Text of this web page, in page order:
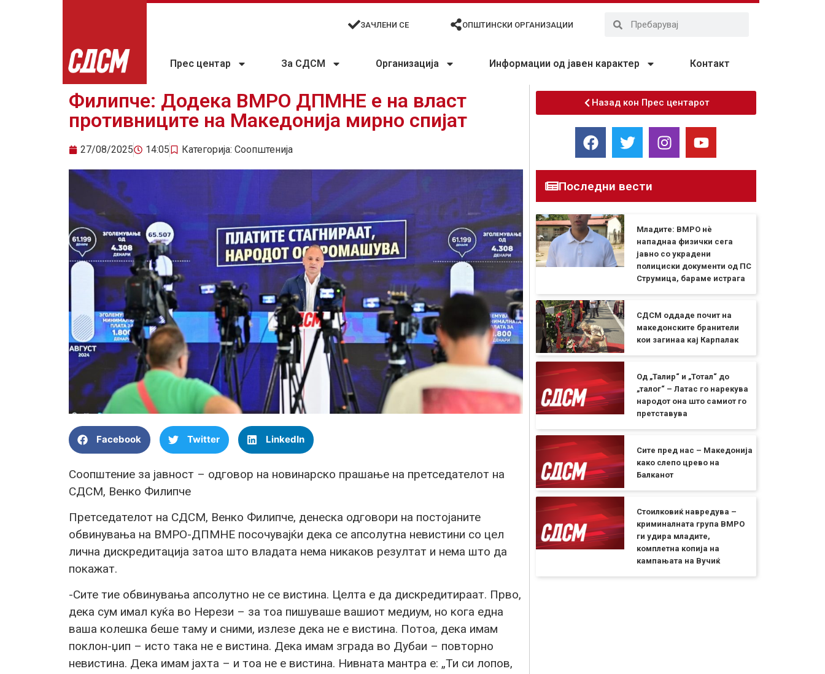
ЗАЧЛЕНИ СЕ ОПШТИНСКИ ОРГАНИЗАЦИИ
Прес центар За СДСМ Организација Информации од јавен карактер Контакт
Филипче: Додека ВМРО ДПМНЕ е на власт
противниците на Македонија мирно спијат
27/08/2025 14:05 Категорија: Соопштенија
Facebook Twitter LinkedIn
Соопштение за јавност – одговор на новинарско прашање на претседателот на
СДСМ, Венко Филипче
Претседателот на СДСМ, Венко Филипче, денеска одговори на постојаните
обвинувања на ВМРО-ДПМНЕ посочувајќи дека се апсолутна невистини со цел
лична дискредитација затоа што владата нема никаков резултат и нема што да
покажат.
-Сите тие обвинувања апсолутно не се вистина. Целта е да дискредитираат. Прво,
дека сум имал куќа во Нерези – за тоа пишуваше вашиот медиум, но кога една
ваша колешка беше таму и сними, излезе дека не е вистина. Потоа, дека имам
поклон-џип – исто така не е вистина. Дека имам зграда во Дубаи – повторно
невистина. Дека имам јахта – и тоа не е вистина. Нивната мантра е: „Ти си лопов,
Назад кон Прес центарот
Последни вести
Младите: ВМРО нè
нападнаа физички сега
јавно со украдени
полициски документи од ПС
Струмица, бараме истрага
СДСМ оддаде почит на
македонските бранители
кои загинаа кај Карпалак
Од „Талир“ и „Тотал“ до
„талог“ – Латac го нарекува
народот она што самиот го
претставува
Сите пред нас – Македонија
како слепо црево на
Балканот
Стоилковиќ навредува –
криминалната група ВМРО
ги удира младите,
комплетна копија на
кампањата на Вучиќ